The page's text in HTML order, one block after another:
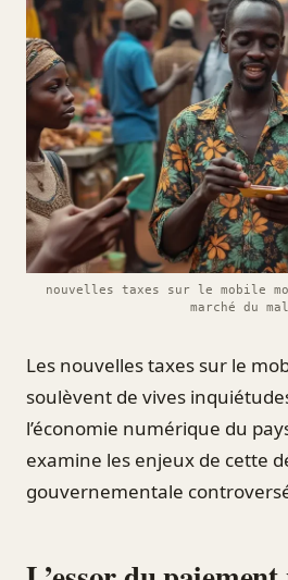
nouvelles taxes sur le mobile
marché du
Les nouvelles taxes sur le
soulèvent de vives
l’économie numérique du
examine les enjeux de cette
gouvernementale